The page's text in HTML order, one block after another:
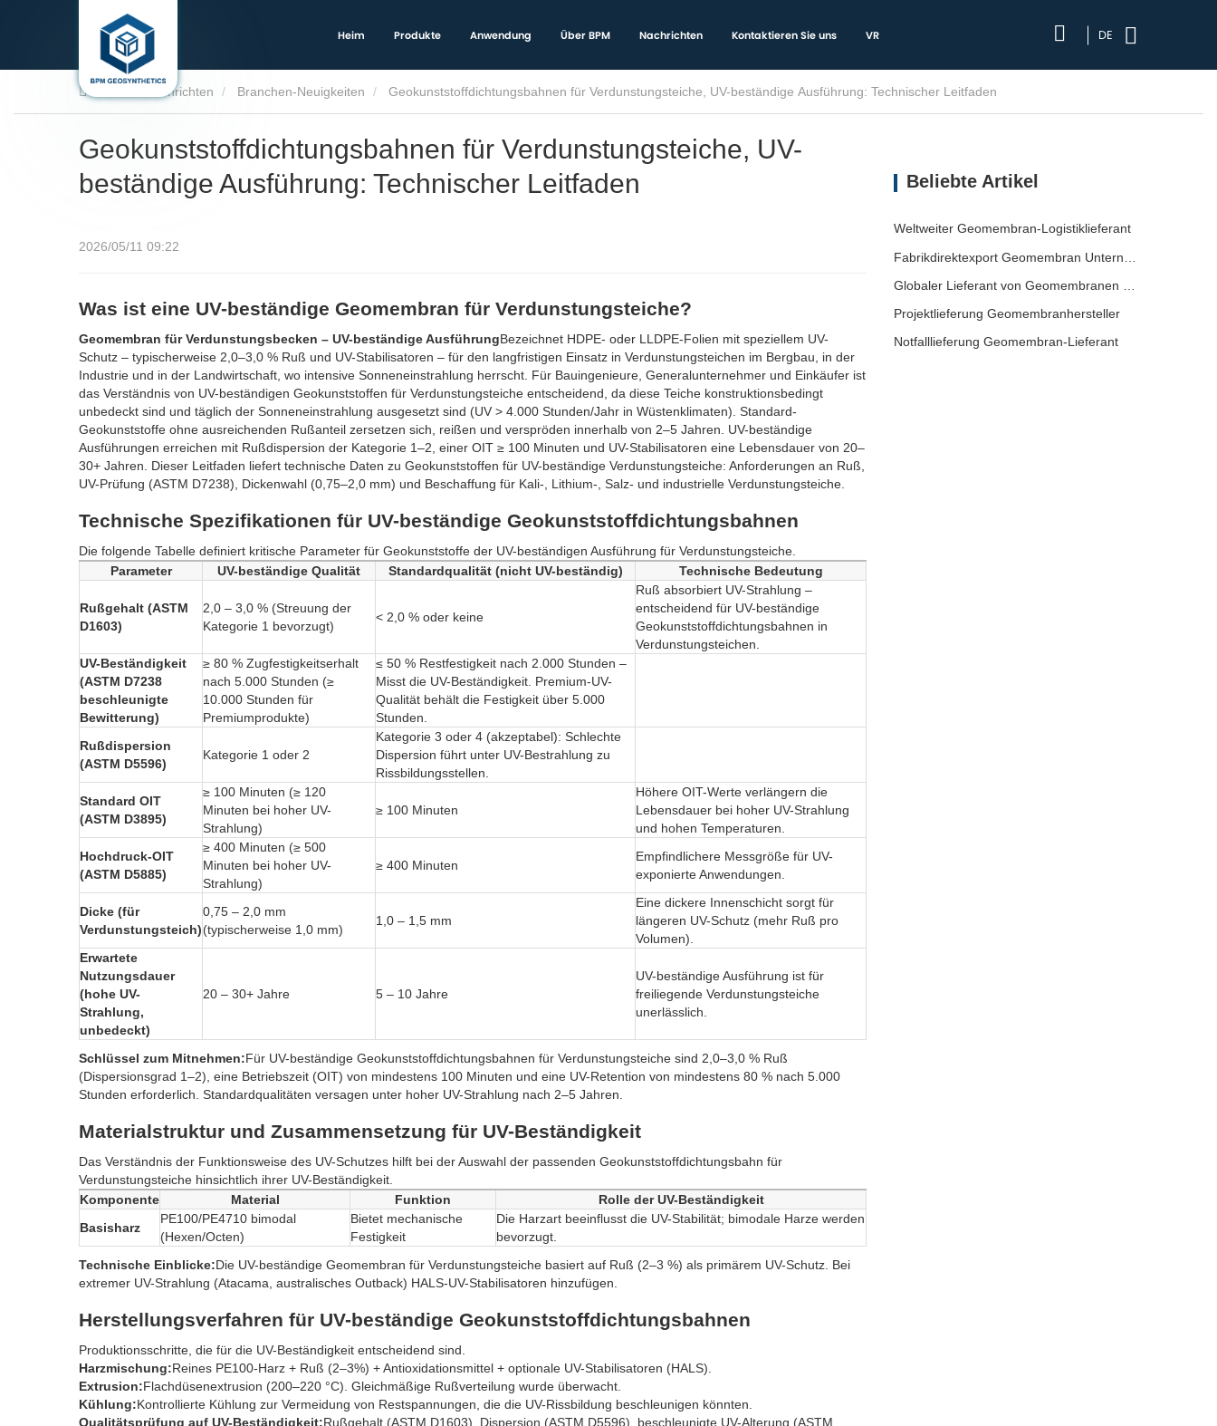
Heim Produkte Anwendung Über BPM Nachrichten Kontaktieren Sie uns VR DE
Nachrichten Branchen-Neuigkeiten Geokunststoffdichtungsbahnen für Verdunstungsteiche, UV-beständige Ausführung: Technischer Leitfaden
Geokunststoffdichtungsbahnen für Verdunstungsteiche, UV-
beständige Ausführung: Technischer Leitfaden
2026/05/11 09:22
Was ist eine UV-beständige Geomembran für Verdunstungsteiche?
Geomembran für Verdunstungsbecken – UV-beständige AusführungBezeichnet HDPE- oder LLDPE-Folien mit speziellem UV-
Schutz – typischerweise 2,0–3,0 % Ruß und UV-Stabilisatoren – für den langfristigen Einsatz in Verdunstungsteichen im Bergbau, in der
Industrie und in der Landwirtschaft, wo intensive Sonneneinstrahlung herrscht. Für Bauingenieure, Generalunternehmer und Einkäufer ist
das Verständnis von UV-beständigen Geokunststoffen für Verdunstungsteiche entscheidend, da diese Teiche konstruktionsbedingt
unbedeckt sind und täglich der Sonneneinstrahlung ausgesetzt sind (UV > 4.000 Stunden/Jahr in Wüstenklimaten). Standard-
Geokunststoffe ohne ausreichenden Rußanteil zersetzen sich, reißen und verspröden innerhalb von 2–5 Jahren. UV-beständige
Ausführungen erreichen mit Rußdispersion der Kategorie 1–2, einer OIT ≥ 100 Minuten und UV-Stabilisatoren eine Lebensdauer von 20–
30+ Jahren. Dieser Leitfaden liefert technische Daten zu Geokunststoffen für UV-beständige Verdunstungsteiche: Anforderungen an Ruß,
UV-Prüfung (ASTM D7238), Dickenwahl (0,75–2,0 mm) und Beschaffung für Kali-, Lithium-, Salz- und industrielle Verdunstungsteiche.
Technische Spezifikationen für UV-beständige Geokunststoffdichtungsbahnen
Die folgende Tabelle definiert kritische Parameter für Geokunststoffe der UV-beständigen Ausführung für Verdunstungsteiche.
Parameter
UV-beständige Qualität Standardqualität (nicht UV-beständig) Technische Bedeutung
Rußgehalt (ASTM
D1603)
2,0 – 3,0 % (Streuung der
Kategorie 1 bevorzugt)
< 2,0 % oder keine
Ruß absorbiert UV-Strahlung –
entscheidend für UV-beständige
Geokunststoffdichtungsbahnen in
Verdunstungsteichen.
UV-Beständigkeit
(ASTM D7238
beschleunigte
Bewitterung)
≥ 80 % Zugfestigkeitserhalt
nach 5.000 Stunden (≥
10.000 Stunden für
Premiumprodukte)
≤ 50 % Restfestigkeit nach 2.000 Stunden –
Misst die UV-Beständigkeit. Premium-UV-
Qualität behält die Festigkeit über 5.000
Stunden.
Rußdispersion
(ASTM D5596)
Kategorie 1 oder 2
Kategorie 3 oder 4 (akzeptabel): Schlechte
Dispersion führt unter UV-Bestrahlung zu
Rissbildungsstellen.
Standard OIT
(ASTM D3895)
≥ 100 Minuten (≥ 120
Minuten bei hoher UV-
Strahlung)
≥ 100 Minuten
Höhere OIT-Werte verlängern die
Lebensdauer bei hoher UV-Strahlung
und hohen Temperaturen.
Hochdruck-OIT
(ASTM D5885)
≥ 400 Minuten (≥ 500
Minuten bei hoher UV-
Strahlung)
≥ 400 Minuten
Empfindlichere Messgröße für UV-
exponierte Anwendungen.
Dicke (für
Verdunstungsteich)
0,75 – 2,0 mm
(typischerweise 1,0 mm)
1,0 – 1,5 mm
Eine dickere Innenschicht sorgt für
längeren UV-Schutz (mehr Ruß pro
Volumen).
Erwartete
Nutzungsdauer
(hohe UV-
Strahlung,
unbedeckt)
20 – 30+ Jahre 5 – 10 Jahre
UV-beständige Ausführung ist für
freiliegende Verdunstungsteiche
unerlässlich.
Schlüssel zum Mitnehmen:Für UV-beständige Geokunststoffdichtungsbahnen für Verdunstungsteiche sind 2,0–3,0 % Ruß
(Dispersionsgrad 1–2), eine Betriebszeit (OIT) von mindestens 100 Minuten und eine UV-Retention von mindestens 80 % nach 5.000
Stunden erforderlich. Standardqualitäten versagen unter hoher UV-Strahlung nach 2–5 Jahren.
Materialstruktur und Zusammensetzung für UV-Beständigkeit
Das Verständnis der Funktionsweise des UV-Schutzes hilft bei der Auswahl der passenden Geokunststoffdichtungsbahn für
Verdunstungsteiche hinsichtlich ihrer UV-Beständigkeit.
Komponente
Material Funktion
Rolle der UV-Beständigkeit
Basisharz
PE100/PE4710 bimodal
(Hexen/Octen)
Bietet mechanische
Festigkeit
Die Harzart beeinflusst die UV-Stabilität; bimodale Harze werden
bevorzugt.
Technische Einblicke:Die UV-beständige Geomembran für Verdunstungsteiche basiert auf Ruß (2–3 %) als primärem UV-Schutz. Bei
extremer UV-Strahlung (Atacama, australisches Outback) HALS-UV-Stabilisatoren hinzufügen.
Herstellungsverfahren für UV-beständige Geokunststoffdichtungsbahnen
Produktionsschritte, die für die UV-Beständigkeit entscheidend sind.
Harzmischung:Reines PE100-Harz + Ruß (2–3%) + Antioxidationsmittel + optionale UV-Stabilisatoren (HALS).
Extrusion:Flachdüsenextrusion (200–220 °C). Gleichmäßige Rußverteilung wurde überwacht.
Kühlung:Kontrollierte Kühlung zur Vermeidung von Restspannungen, die die UV-Rissbildung beschleunigen könnten.
Qualitätsprüfung auf UV-Beständigkeit:Rußgehalt (ASTM D1603), Dispersion (ASTM D5596), beschleunigte UV-Alterung (ASTM
Beliebte Artikel
Weltweiter Geomembran-Logistiklieferant
Projektlieferung Geomembranhersteller
Notfalllieferung Geomembran-Lieferant